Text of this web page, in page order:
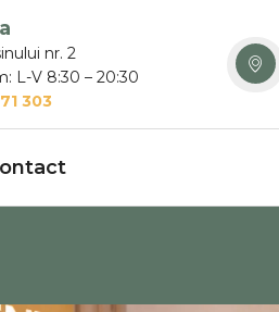
nr. 2
L-V 8:30 – 20:30
303